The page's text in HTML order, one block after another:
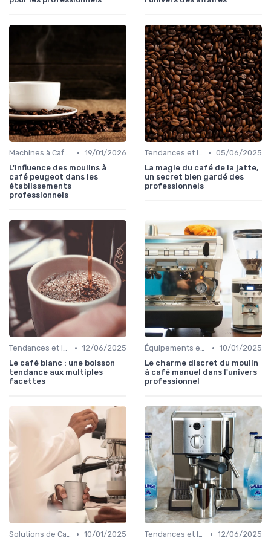
Machines à Café Professionnelles • 19/01/2026
L'influence des moulins à
café peugeot dans les
établissements
professionnels
Tendances et Innovations CHR • 05/06/2025
La magie du café de la jatte,
un secret bien gardé des
professionnels
Tendances et Innovations CHR • 12/06/2025
Le café blanc : une boisson
tendance aux multiples
facettes
Équipements et Machines CHR • 10/01/2025
Le charme discret du moulin
à café manuel dans l'univers
professionnel
Solutions de Café pour Entreprises • 10/01/2025
Tendances et Innovations CHR • 12/06/2025